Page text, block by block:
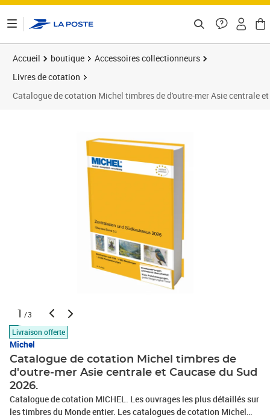
Accueil boutique
Accessoires collectionneurs
Livres de cotation
Catalogue de cotation Michel timbres de d'outre-mer Asie centrale
1 /3
Livraison offerte
Michel
Catalogue de cotation Michel timbres de
d'outre-mer Asie centrale et Caucase du Sud
2026.
Catalogue de cotation MICHEL. Les ouvrages les plus détaillés sur
les timbres du Monde entier. Les catalogues de cotation Michel